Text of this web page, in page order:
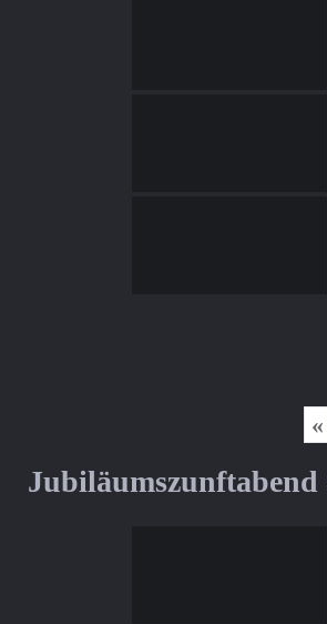
«
Jubiläumszunftabend